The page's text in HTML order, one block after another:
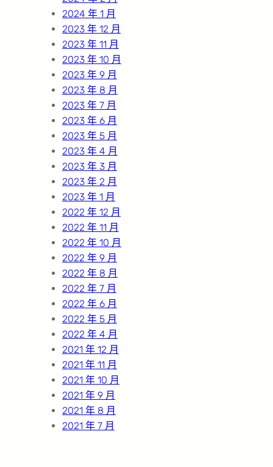
2024 年 1 月
2023 年 12 月
2023 年 11 月
2023 年 10 月
2023 年 9 月
2023 年 8 月
2023 年 7 月
2023 年 6 月
2023 年 5 月
2023 年 4 月
2023 年 3 月
2023 年 2 月
2023 年 1 月
2022 年 12 月
2022 年 11 月
2022 年 10 月
2022 年 9 月
2022 年 8 月
2022 年 7 月
2022 年 6 月
2022 年 5 月
2022 年 4 月
2021 年 12 月
2021 年 11 月
2021 年 10 月
2021 年 9 月
2021 年 8 月
2021 年 7 月